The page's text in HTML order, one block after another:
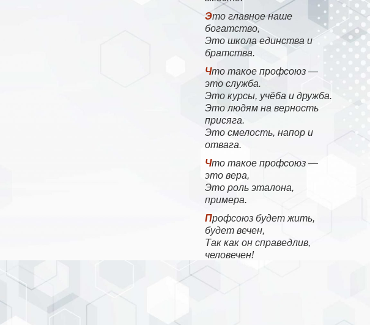
Это главное наше
богатство,
Это школа единства и
братства.
Что такое профсоюз —
это служба.
Это курсы, учёба и дружба.
Это людям на верность
присяга.
Это смелость, напор и
отвага.
Что такое профсоюз —
это вера,
Это роль эталона,
примера.
Профсоюз будет жить,
будет вечен,
Так как он справедлив,
человечен!